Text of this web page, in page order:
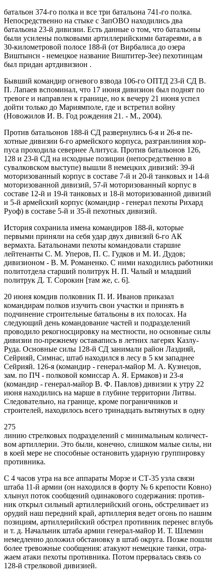
батальон 374-го полка и все три батальона 741-го полка.
Непосредственно на стыке с ЗапОВО находились два
батальона 23-й дивизии. Есть данные о том, что батальоны
были усилены полковыми артиллерийскими батареями, а в
30-километро­вой полосе 188-й (от Вирбалиса до озера
Виштынсн - немец­кое название Виштитер-Зее) пехотинцам
был придан артди­визион .
Бывший командир огневого взвода 106-го ОПТД 23-й СД В.
П. Лапаев вспоминал, что 17 июня дивизион был поднят по
тревоге и направлен к границе, но к вечеру 21 июня успел
дойти только до Мариямполе, где и встретил войну
(Новожилов И. В. Год рождения 21. - М., 2004).
Против батальонов 188-й СД развернулись 6-я и 26-я пе­
хотные дивизии 6-го армейского корпуса, разгранлиния кор­
пуса проходила севернее Алитуса. Против батальонов 126,
128 и 23-й СД на исходные позиции (непосредственно в
сувалковском выступе) вышли 8 немецких дивизий: 39-й
моторизован­ный корпус в составе 7-й и 20-й танковых и 14-й
моторизованной дивизий, 57-й моторизованный корпус в
составе 12-й и 19-й танковых и 18-й моторизованной дивизий
и 5-й армей­ский корпус (командир - генерал пехоты Рихард
Руоф) в со­ставе 5-й и 35-й пехотных дивизий.
История сохранила имена командиров 188-й, которые
первыми приняли на себя удар двух дивизий 6-го АК
вермахта. Батальонами пехоты коман­довали старшие
лейтенанты С. М. Уперов, П. С. Гудков и М. И. Дудов;
дивизионом - В. М. Романенко. С ними находи­лись работники
политотдела старший политрук Н. П. Чалый и младший
политрук Д. Т. Сорокин [там же, с. 6].
20 июня ком­див полковник П. И. Иванов приказал
командирам полков изучить свои участки и принять в
подчинение строительные батальоны в их полосах. На
следующий день командование частей и подразделений
проводило рекогносцировку на мест­ности, но основные силы
дивизии по-прежнему оставапись в летних лагерях Казлу-
Руда. Основные силы 128-й СД занима­ли район Лаздияй,
Сейрияй, Симнас, штаб находился в лесу в 5 км западнее
Сейрияй. 126-я (командир - генерал-майор М. А. Кузнецов,
зам. по ПЧ - полковой комиссар А. Я. Ерма­ков) и 23-я
(командир - генерал-майор В. Ф. Павлов) дивизии к утру 22
июня находились на марше в глубине территории Литвы.
Следовательно, на границе, кроме пограничников и
строителей, находилось всего тринадцать вытянутых в одну
275
линию стрелковых подразделений с минимальным количест­
вом артиллерии. Это были, конечно, слишком малые силы, ни
в коей мере не способные остановить ударную группиров­ку
противника.
С 4 часов утра на все аппараты Морзе и СТ-35 узла связи
штаба 11-й армии (он находился в форту № 6 крепости Ковно)
хлынул поток сообщений одинакового содержания: против­
ник открыл сильный артиллерийский огонь, обстреливает из
орудий наш передний край, артиллерия ведет огонь по нашим
позициям, артиллерийский обстрел противник перенес вглубь
и т. д. Начальник штаба армии генерал-майор И. Т. Шлемин
немедленно доложил обстановку в штаб округа. Позже пошли
более тревожные сообщения: атакуют немецкие танки, отра­
жаем атаки пехоты противника. Потом прервалась связь со
128-й стрелковой дивизией.